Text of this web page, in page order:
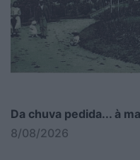
Da chuva pedida... à
8/08/2026